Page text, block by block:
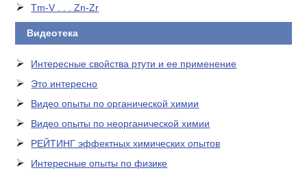
Tm-V . . . Zn-Zr
Видеотека
Интересные свойства ртути и ее применение
Это интересно
Видео опыты по органической химии
Видео опыты по неорганической химии
РЕЙТИНГ эффектных химических опытов
Интересные опыты по физике